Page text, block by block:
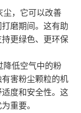
尘，它可以改善
磨期间。这有助
更绿色、更环保
降低空气中的粉
害粉尘颗粒的机
度和安全性。这
重要。